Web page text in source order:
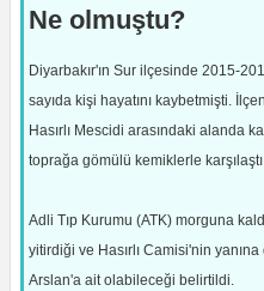
Ne olmuştu?
Diyarbakır'ın Sur ilçesinde 2015-
sayıda kişi hayatını kaybetmişti.
Hasırlı Mescidi arasındaki alanda
toprağa gömülü kemiklerle
Adli Tıp Kurumu (ATK) morguna
yitirdiği ve Hasırlı Camisi'nin
Arslan'a ait olabileceği belirtildi.